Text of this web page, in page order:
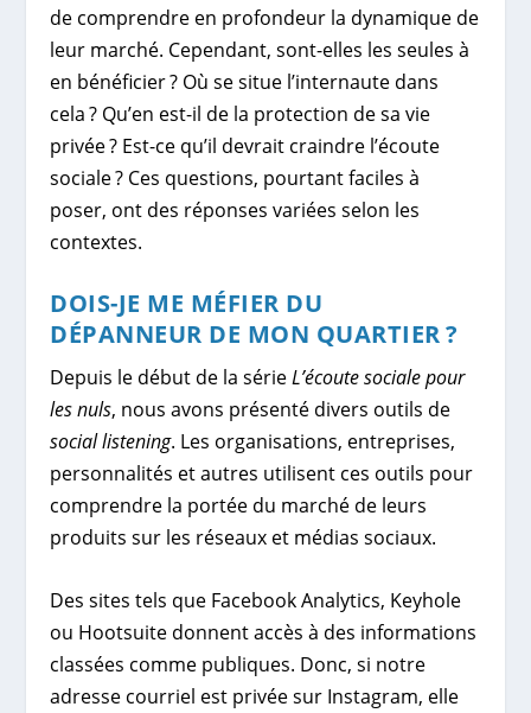
de comprendre en profondeur la dynamique de
leur marché. Cependant, sont-elles les seules à
en bénéficier ? Où se situe l’internaute dans
cela ? Qu’en est-il de la protection de sa vie
privée ? Est-ce qu’il devrait craindre l’écoute
sociale ? Ces questions, pourtant faciles à
poser, ont des réponses variées selon les
contextes.
DOIS-JE ME MÉFIER DU
DÉPANNEUR DE MON QUARTIER ?
Depuis le début de la sérieL’écoute sociale pour
les nuls, nous avons présenté divers outils de
social listening. Les organisations, entreprises,
personnalités et autres utilisent ces outils pour
comprendre la portée du marché de leurs
produits sur les réseaux et médias sociaux.
Des sites tels que Facebook Analytics, Keyhole
ou Hootsuite donnent accès à des informations
classées comme publiques. Donc, si notre
adresse courriel est privée sur Instagram, elle